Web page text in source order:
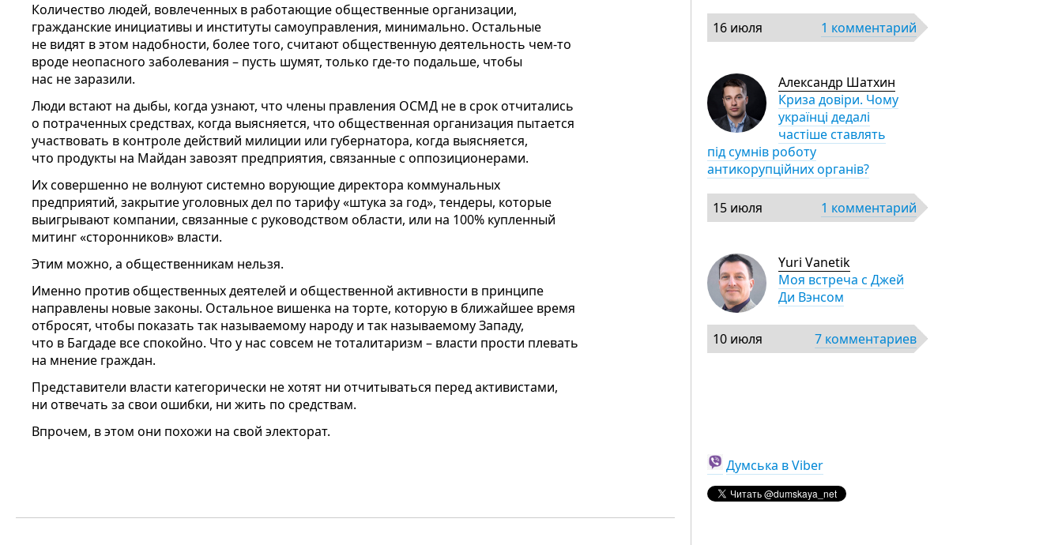
Количество людей, вовлеченных в работающие общественные организации,
гражданские инициативы и институты самоуправления, минимально. Остальные
не видят в этом надобности, более того, считают общественную деятельность чем-то
вроде неопасного заболевания – пусть шумят, только где-то подальше, чтобы
нас не заразили.
Люди встают на дыбы, когда узнают, что члены правления ОСМД не в срок отчитались
о потраченных средствах, когда выясняется, что общественная организация пытается
участвовать в контроле действий милиции или губернатора, когда выясняется,
что продукты на Майдан завозят предприятия, связанные с оппозиционерами.
Их совершенно не волнуют системно ворующие директора коммунальных
предприятий, закрытие уголовных дел по тарифу «штука за год», тендеры, которые
выигрывают компании, связанные с руководством области, или на 100% купленный
митинг «сторонников» власти.
Этим можно, а общественникам нельзя.
Именно против общественных деятелей и общественной активности в принципе
направлены новые законы. Остальное вишенка на торте, которую в ближайшее время
отбросят, чтобы показать так называемому народу и так называемому Западу,
что в Багдаде все спокойно. Что у нас совсем не тоталитаризм – власти прости плевать
на мнение граждан.
Представители власти категорически не хотят ни отчитываться перед активистами,
ни отвечать за свои ошибки, ни жить по средствам.
Впрочем, в этом они похожи на свой электорат.
16 июля 1 комментарий
Александр Шатхин
Криза довіри. Чому
українці дедалі
частіше ставлять
під сумнів роботу
антикорупційних органів?
15 июля 1 комментарий
Yuri Vanetik
Моя встреча с Джей
Ди Вэнсом
10 июля 7 комментариев
Думська в Viber